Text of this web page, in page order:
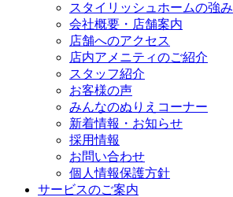
スタイリッシュホームの強み
会社概要・店舗案内
店舗へのアクセス
店内アメニティのご紹介
スタッフ紹介
お客様の声
みんなのぬりえコーナー
新着情報・お知らせ
採用情報
お問い合わせ
個人情報保護方針
サービスのご案内